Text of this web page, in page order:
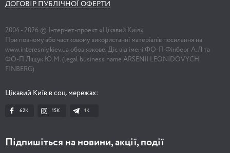
ДОГОВІР ПУБЛІЧНОЇ ОФЕРТИ
2004 - 2026 © Інтернет-проект «Цікавий Київ»
При повному або частковому використанні матеріалів посилання на
www.interesniy.kiev.ua обов'язкове. Діє від імені ФО-П Фінберг А.Л та
ФО-П Ліщук Ю.М. (legal business name ARSENII LEONIDOVYCH
FINBERG)
Цікавий Київ в соц. мережах:
62K 15K 1К
Підпишіться на новини, акції, події